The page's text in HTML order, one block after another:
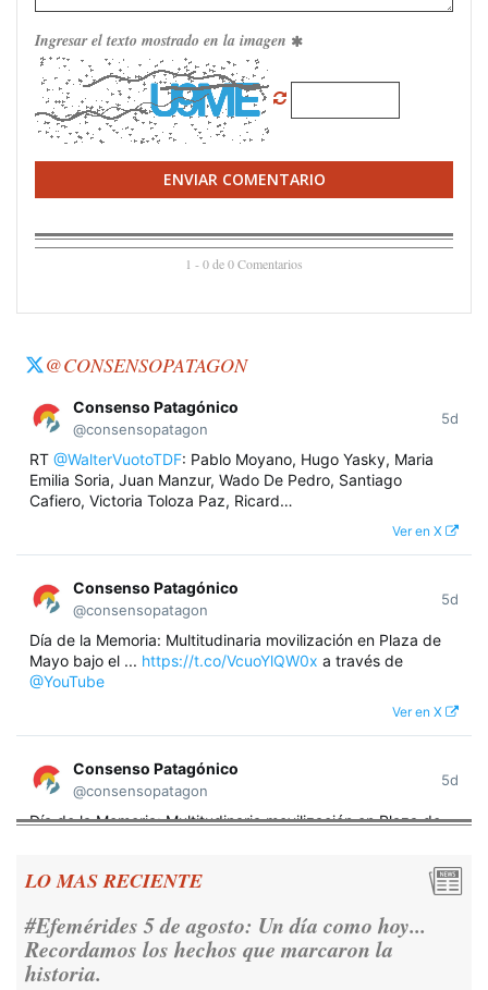
Ingresar el texto mostrado en la imagen
ENVIAR COMENTARIO
1 - 0 de 0 Comentarios
@CONSENSOPATAGON
Consenso Patagónico
@consensopatagon
5d
RT @WalterVuotoTDF: Pablo Moyano, Hugo Yasky, Maria
Emilia Soria, Juan Manzur, Wado De Pedro, Santiago
Cafiero, Victoria Toloza Paz, Ricard…
Ver en X
Consenso Patagónico
@consensopatagon
5d
Día de la Memoria: Multitudinaria movilización en Plaza de
Mayo bajo el ... https://t.co/VcuoYlQW0x a través de
@YouTube
Ver en X
Consenso Patagónico
@consensopatagon
5d
Día de la Memoria: Multitudinaria movilización en Plaza de
Rosada para reivindicar los derechos humanos y la
Ver en X
LO MAS RECIENTE
#Efemérides 5 de agosto: Un día como hoy...
Recordamos los hechos que marcaron la
historia.